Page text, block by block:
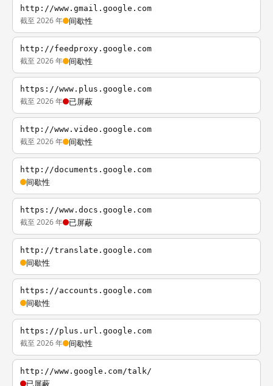
http://www.gmail.google.com
截至 2026 年 间歇性
http://feedproxy.google.com
截至 2026 年 间歇性
https://www.plus.google.com
截至 2026 年 已屏蔽
http://www.video.google.com
截至 2026 年 间歇性
http://documents.google.com
间歇性
https://www.docs.google.com
截至 2026 年 已屏蔽
http://translate.google.com
间歇性
https://accounts.google.com
间歇性
https://plus.url.google.com
截至 2026 年 间歇性
http://www.google.com/talk/
已屏蔽